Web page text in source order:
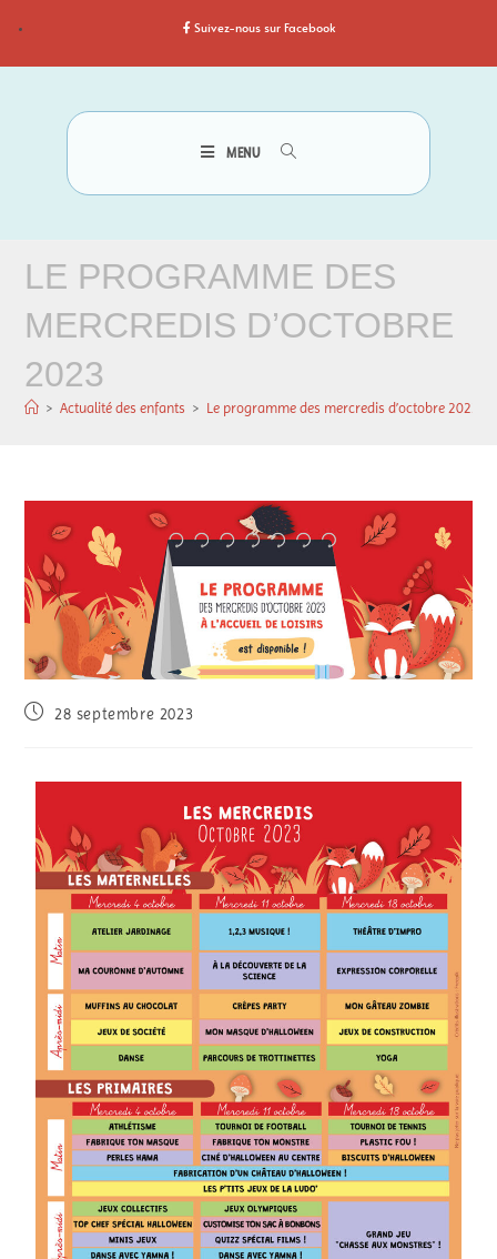
Suivez-nous sur Facebook
MENU
LE PROGRAMME DES
MERCREDIS D’OCTOBRE
2023
> Actualité des enfants > Le programme des mercredis d’octobre 2023
28 septembre 2023